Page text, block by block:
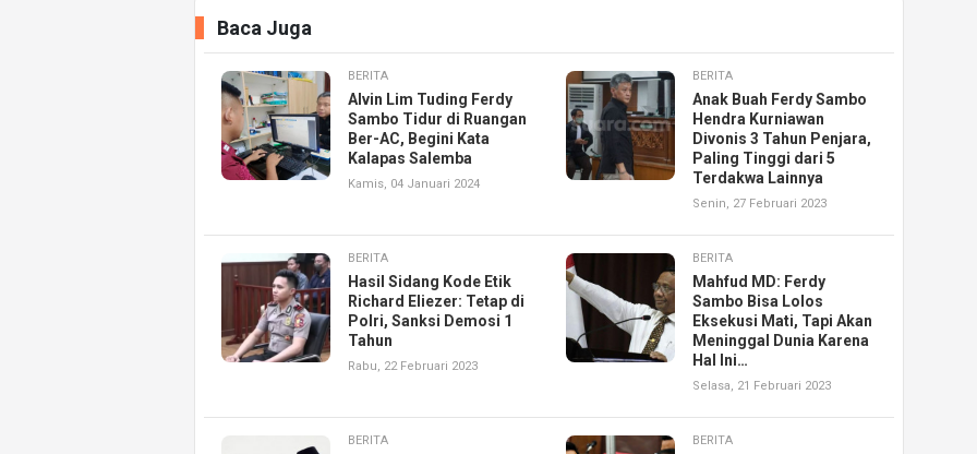
Baca Juga
BERITA
Alvin Lim Tuding Ferdy
Sambo Tidur di Ruangan
Ber-AC, Begini Kata
Kalapas Salemba
Kamis, 04 Januari 2024
BERITA
Anak Buah Ferdy Sambo
Hendra Kurniawan
Divonis 3 Tahun Penjara,
Paling Tinggi dari 5
Terdakwa Lainnya
Senin, 27 Februari 2023
BERITA
Hasil Sidang Kode Etik
Richard Eliezer: Tetap di
Polri, Sanksi Demosi 1
Tahun
Rabu, 22 Februari 2023
BERITA
Mahfud MD: Ferdy
Sambo Bisa Lolos
Eksekusi Mati, Tapi Akan
Meninggal Dunia Karena
Hal Ini…
Selasa, 21 Februari 2023
BERITA BERITA